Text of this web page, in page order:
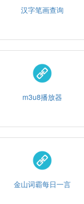
汉字笔画查询
m3u8播放器
金山词霸每日一言